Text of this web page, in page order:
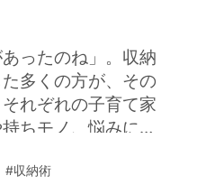
あったのね」。収納
多くの方が、その
れぞれの子育て家
ちモノ、悩みに応
ようにして、すっ
#収納術